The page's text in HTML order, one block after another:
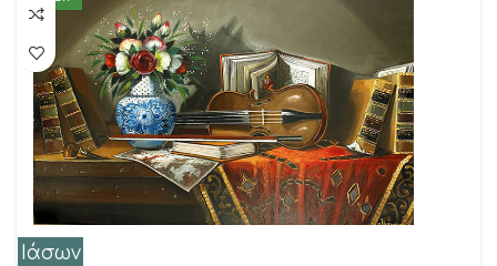
Ιάσων